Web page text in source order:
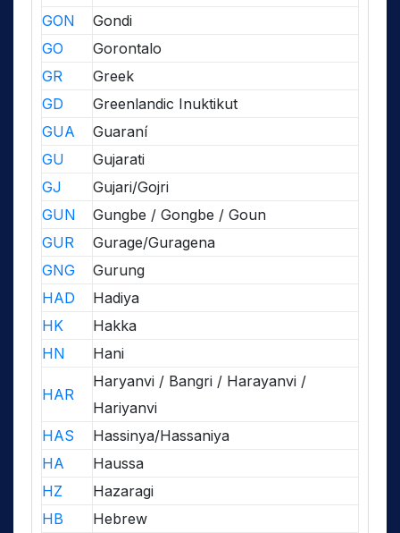
GON
Gondi
GO
Gorontalo
GR
Greek
GD
Greenlandic Inuktikut
GUA
Guaraní
GU
Gujarati
GJ
Gujari/Gojri
GUN
Gungbe / Gongbe / Goun
GUR
Gurage/Guragena
GNG
Gurung
HAD
Hadiya
HK
Hakka
HN
Hani
HAR
Haryanvi / Bangri / Harayanvi /
Hariyanvi
HAS
Hassinya/Hassaniya
HA
Haussa
HZ
Hazaragi
HB
Hebrew